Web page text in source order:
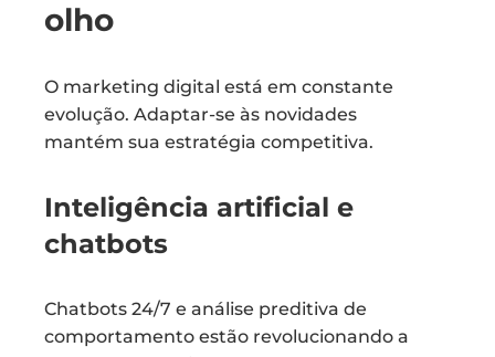
olho
O marketing digital está em constante
evolução. Adaptar-se às novidades
mantém sua estratégia competitiva.
Inteligência artificial e
chatbots
Chatbots 24/7 e análise preditiva de
comportamento estão revolucionando a